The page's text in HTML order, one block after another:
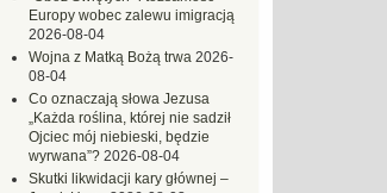
Europy wobec zalewu imigracją
2026-08-04
Wojna z Matką Bożą trwa 2026-
08-04
Co oznaczają słowa Jezusa
„Każda roślina, której nie sadził
Ojciec mój niebieski, będzie
wyrwana”? 2026-08-04
Skutki likwidacji kary głównej –